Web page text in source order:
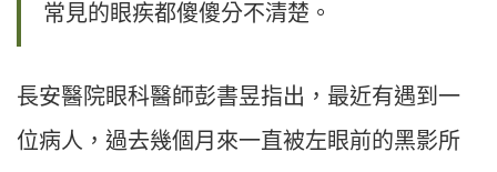
常見的眼疾都傻傻分不清楚。
長安醫院眼科醫師彭書昱指出，最近有遇到一
位病人，過去幾個月來一直被左眼前的黑影所